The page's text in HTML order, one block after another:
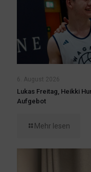
6. August 2026
Lukas Freitag, Heikki
Aufgebot
Mehr lesen